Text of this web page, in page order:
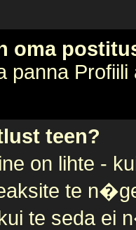
oma
panna Profiili
teen?
on lihte -
te
te seda ei